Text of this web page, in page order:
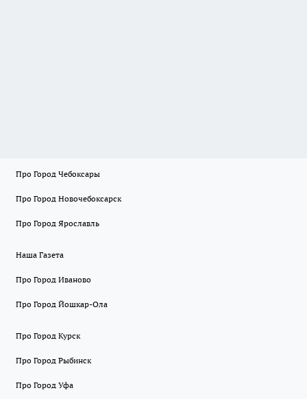
Про Город Чебоксары
Про Город Новочебоксарск
Про Город Ярославль
Наша Газета
Про Город Иваново
Про Город Йошкар-Ола
Про Город Курск
Про Город Рыбинск
Про Город Уфа